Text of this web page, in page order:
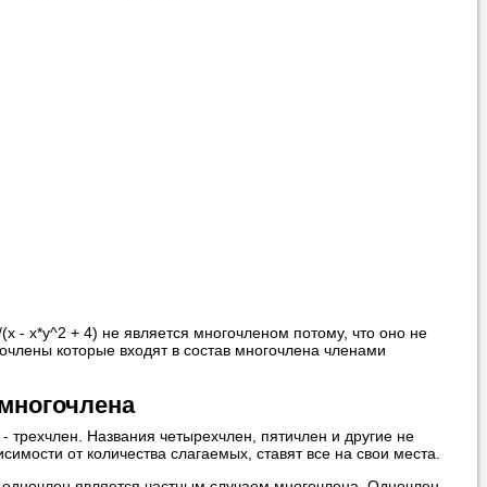
- x*y^2 + 4) не является многочленом потому, что оно не
которые входят в состав многочлена членами
трехчлен. Названия четырехчлен, пятичлен и другие не
от количества слагаемых, ставят все на свои места.